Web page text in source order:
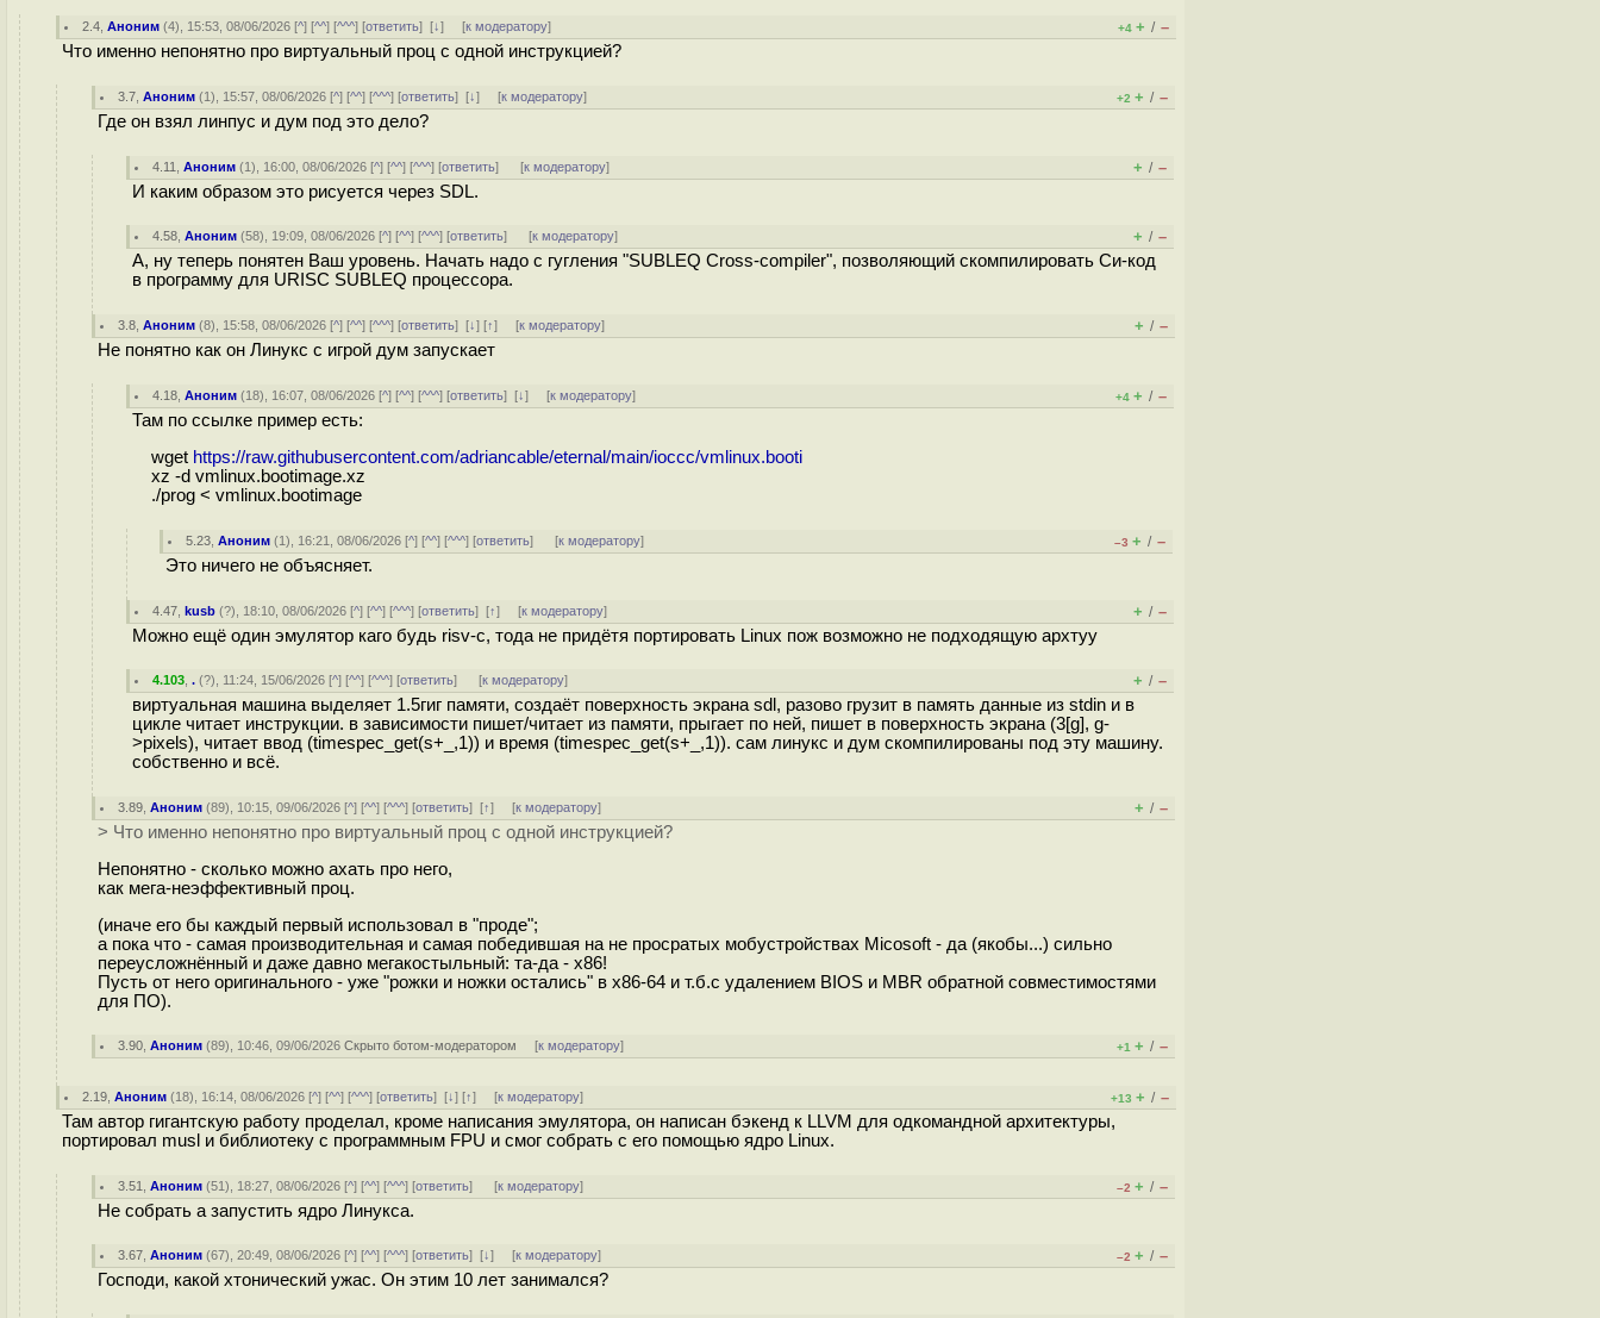
2.4 ,Аноним (4), 15:53, 08/06/2026 [^] [^^] [^^^] [ответить][↓] [к модератору] +4 + / –
Что именно непонятно про виртуальный проц с одной инструкцией?
3.7 ,Аноним (1), 15:57, 08/06/2026 [^] [^^] [^^^] [ответить][↓] [к модератору] +2 + / –
Где он взял линпус и дум под это дело?
4.11 ,Аноним (1), 16:00, 08/06/2026 [^] [^^] [^^^] [ответить] [к модератору] + / –
И каким образом это рисуется через SDL.
4.58 ,Аноним (58), 19:09, 08/06/2026 [^] [^^] [^^^] [ответить] [к модератору] + / –
А, ну теперь понятен Ваш уровень. Начать надо с гугления "SUBLEQ Cross-compiler", позволяющий скомпилировать Си-код
в программу для URISC SUBLEQ процессора.
3.8 ,Аноним (8), 15:58, 08/06/2026 [^] [^^] [^^^] [ответить][↓] [↑] [к модератору] + / –
Не понятно как он Линукс с игрой дум запускает
4.18 ,Аноним (18), 16:07, 08/06/2026 [^] [^^] [^^^] [ответить][↓] [к модератору] +4 + / –
Там по ссылке пример есть:
wget https://raw.githubusercontent.com/adriancable/eternal/main/ioccc/vmlinux.booti
xz -d vmlinux.bootimage.xz
./prog < vmlinux.bootimage
5.23 ,Аноним (1), 16:21, 08/06/2026 [^] [^^] [^^^] [ответить] [к модератору] –3 + / –
Это ничего не объясняет.
4.47 ,kusb (?), 18:10, 08/06/2026 [^] [^^] [^^^] [ответить][↑] [к модератору] + / –
Можно ещё один эмулятор каго будь risv-c, тода не придётя портировать Linux пож возможно не подходящую архтуу
4.103 ,. (?), 11:24, 15/06/2026 [^] [^^] [^^^] [ответить] [к модератору] + / –
виртуальная машина выделяет 1.5гиг памяти, создаёт поверхность экрана sdl, разово грузит в память данные из stdin и в
цикле читает инструкции. в зависимости пишет/читает из памяти, прыгает по ней, пишет в поверхность экрана (3[g], g-
>pixels), читает ввод (timespec_get(s+_,1)) и время (timespec_get(s+_,1)). сам линукс и дум скомпилированы под эту машину.
собственно и всё.
3.89 ,Аноним (89), 10:15, 09/06/2026 [^] [^^] [^^^] [ответить][↑] [к модератору] + / –
> Что именно непонятно про виртуальный проц с одной инструкцией?
Непонятно - сколько можно ахать про него,
как мега-неэффективный проц.
(иначе его бы каждый первый использовал в "проде";
а пока что - самая производительная и самая победившая на не просратых мобустройствах Micosoft - да (якобы...) сильно
переусложнённый и даже давно мегакостыльный: та-да - x86!
Пусть от него оригинального - уже "рожки и ножки остались" в x86-64 и т.б.с удалением BIOS и MBR обратной совместимостями
для ПО).
3.90 ,Аноним (89), 10:46, 09/06/2026Скрыто ботом-модератором [к модератору] +1 + / –
2.19 ,Аноним (18), 16:14, 08/06/2026 [^] [^^] [^^^] [ответить][↓] [↑] [к модератору] +13 + / –
Там автор гигантскую работу проделал, кроме написания эмулятора, он написан бэкенд к LLVM для одкомандной архитектуры,
портировал musl и библиотеку c программным FPU и смог собрать с его помощью ядро Linux.
3.51 ,Аноним (51), 18:27, 08/06/2026 [^] [^^] [^^^] [ответить] [к модератору] –2 + / –
Не собрать а запустить ядро Линукса.
3.67 ,Аноним (67), 20:49, 08/06/2026 [^] [^^] [^^^] [ответить][↓] [к модератору] –2 + / –
Господи, какой хтонический ужас. Он этим 10 лет занимался?